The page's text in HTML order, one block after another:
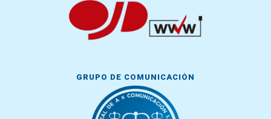
GRUPO DE COMUNICACIÓN